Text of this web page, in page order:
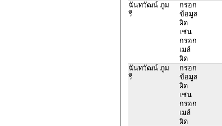
ฉันทวัฒน์ ภูม
รี
กรอก
ข้อมูล
ผิด
เช่น
กรอก
เมล์
ผิด
ฉันทวัฒน์ ภูม
รี
กรอก
ข้อมูล
ผิด
เช่น
กรอก
เมล์
ผิด